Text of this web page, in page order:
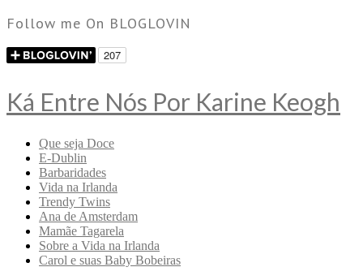
Follow me On BLOGLOVIN
Ká Entre Nós Por Karine Keogh
Que seja Doce
E-Dublin
Barbaridades
Vida na Irlanda
Trendy Twins
Ana de Amsterdam
Mamãe Tagarela
Sobre a Vida na Irlanda
Carol e suas Baby Bobeiras